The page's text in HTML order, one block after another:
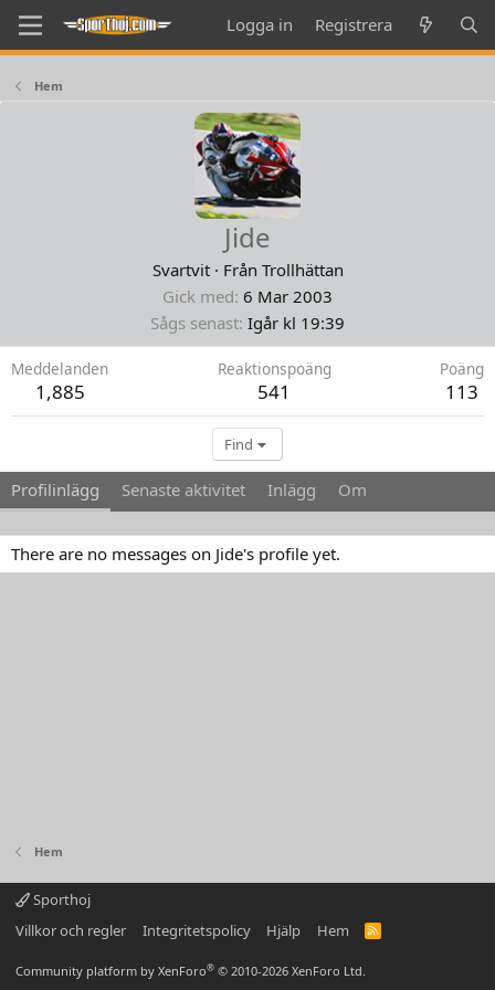
Logga in Registrera
Hem
Jide
Svartvit · Från Trollhättan
Gick med 6 Mar 2003
Sågs senast Igår kl 19:39
Meddelanden
1,885
Reaktionspoäng
541
Poäng
113
Find
Profilinlägg Senaste aktivitet Inlägg Om
There are no messages on Jide's profile yet.
Hem
Sporthoj
Villkor och regler
Integritetspolicy Hjälp Hem
R
Community platform by XenForo® © 2010-2026 XenForo Ltd.